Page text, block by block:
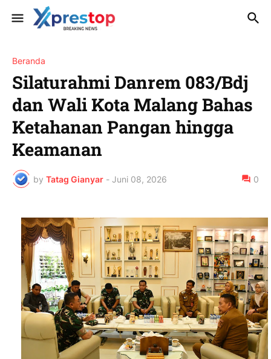
Beranda
Silaturahmi Danrem 083/Bdj
dan Wali Kota Malang Bahas
Ketahanan Pangan hingga
Keamanan
by Tatag Gianyar - Juni 08, 2026 0